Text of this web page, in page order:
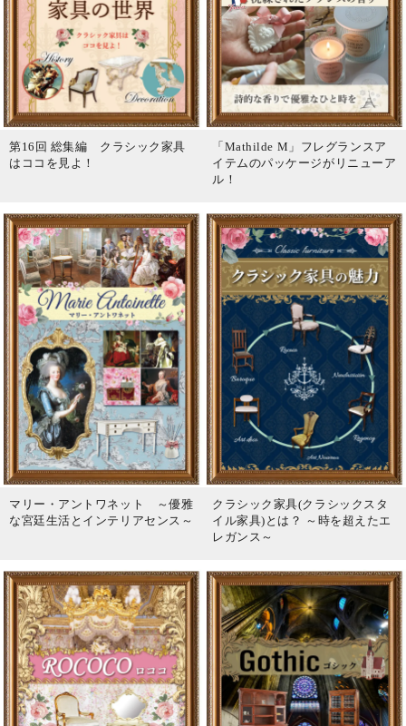
第16回 総集編 クラシック家具
はココを見よ！
「Mathilde M」フレグランスア
イテムのパッケージがリニューア
ル！
マリー・アントワネット ～優雅
な宮廷生活とインテリアセンス～
クラシック家具(クラシックスタ
イル家具)とは？ ～時を超えたエ
レガンス～